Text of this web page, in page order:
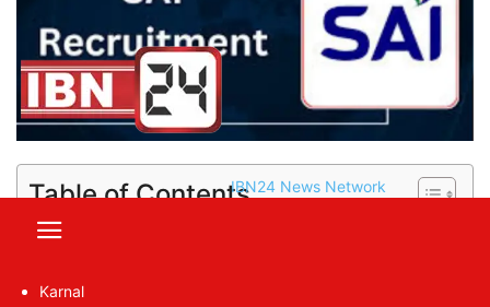
IBN24 News Network
Karnal
Table of Contents
Golden Job Opportunity In SAI: भारतीय खेल
Golden Job Opportunity In SAI: नौकरी पाने की